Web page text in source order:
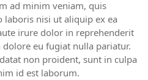
ad minim veniam, quis
nisi ut aliquip ex ea
irure dolor in reprehenderit
eu fugiat nulla pariatur.
non proident, sunt in culpa
id est laborum.